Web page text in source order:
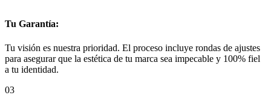
Tu Garantía:
Tu visión es nuestra prioridad. El proceso incluye rondas de ajustes
para asegurar que la estética de tu marca sea impecable y 100% fiel
a tu identidad.
03